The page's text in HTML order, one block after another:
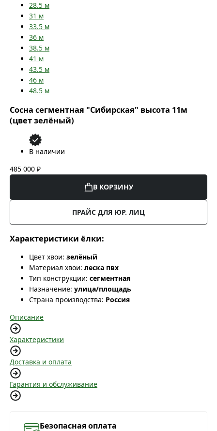
28.5 м
31 м
33.5 м
36 м
38.5 м
41 м
43.5 м
46 м
48.5 м
Сосна сегментная "Сибирская" высота 11м
(цвет зелёный)
В наличии
485 000 ₽
В КОРЗИНУ
ПРАЙС ДЛЯ ЮР. ЛИЦ
Характеристики ёлки:
Цвет хвои: зелёный
Материал хвои: леска пвх
Тип конструкции: сегментная
Назначение: улица/площадь
Страна производства: Россия
Описание
Характеристики
Доставка и оплата
Гарантия и обслуживание
Безопасная оплата